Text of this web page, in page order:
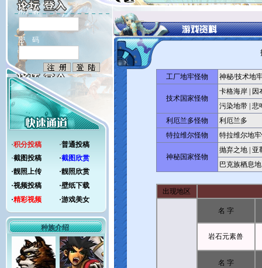
用户名
密 码
·积分投稿 ·普通投稿
·截图投稿 ·截图欣赏
·靓照上传 ·靓照欣赏
·视频投稿 ·壁纸下载
·精彩视频 ·游戏美女
种族介绍
工厂地牢怪物 神秘/技术地
技术国家怪物
卡格海岸
因
污染地带 悲
利厄兰多怪物
利厄兰多
特拉维尔怪物
特拉维尔地
神秘国家怪物
抛弃之地
亚
巴克族栖息地
出现地区
名 字
岩石元素兽
名 字